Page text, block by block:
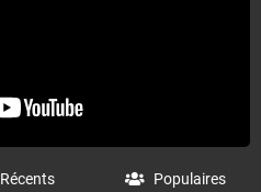
Récents Populaires